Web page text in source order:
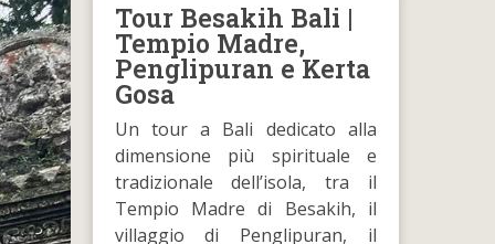
Tour Besakih Bali |
Tempio Madre,
Penglipuran e Kerta
Gosa
Un tour a Bali dedicato alla
dimensione più spirituale e
tradizionale dell’isola, tra il
Tempio Madre di Besakih, il
villaggio di Penglipuran, il